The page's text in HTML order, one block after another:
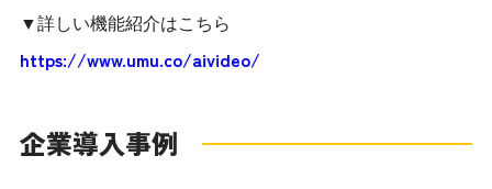
▼詳しい機能紹介はこちら
https://www.umu.co/aivideo/
企業導入事例